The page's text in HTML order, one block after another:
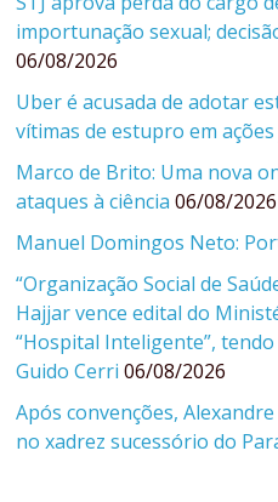
importunação sexual;
06/08/2026
Uber é acusada de adotar
vítimas de estupro em
Marco de Brito: Uma nova
ataques à ciência 06/08/2026
Manuel Domingos Neto:
“Organização Social de
Hajjar vence edital do
“Hospital Inteligente”,
Guido Cerri 06/08/2026
Após convenções,
no xadrez sucessório do